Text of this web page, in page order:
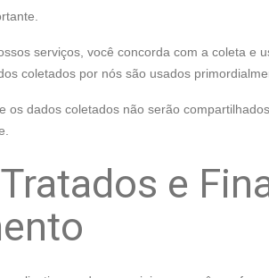
serviços, você concorda com a coleta e
coletados por nós são usados
os dados coletados não serão
e